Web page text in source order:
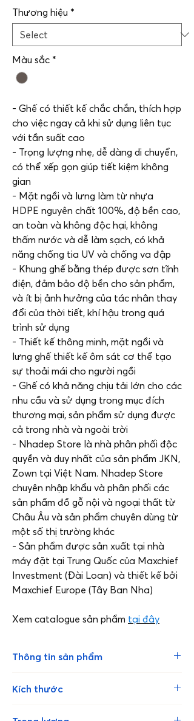
Thương hiệu *
Màu sắc *
- Ghế có thiết kế chắc chắn, thích hợp
cho việc ngay cả khi sử dụng liên tục
với tần suất cao
- Trọng lượng nhẹ, dễ dàng di chuyển,
có thể xếp gọn giúp tiết kiệm không
gian
- Mặt ngồi và lưng làm từ nhựa
HDPE nguyên chất 100%, độ bền cao,
an toàn và không độc hại, không
thấm nước và dễ làm sạch, có khả
năng chống tia UV và chống va đập
- Khung ghế bằng thép được sơn tĩnh
điện, đảm bảo độ bền cho sản phẩm,
và ít bị ảnh hưởng của tác nhân thay
đổi của thời tiết, khí hậu trong quá
trình sử dụng
- Thiết kế thông minh, mặt ngồi và
lưng ghế thiết kế ôm sát cơ thể tạo
sự thoải mái cho người ngồi
- Ghế có khả năng chịu tải lớn cho các
nhu cầu và sử dụng trong mục đích
thương mại, sản phẩm sử dụng được
cả trong nhà và ngoài trời
- Nhadep Store là nhà phân phối độc
quyền và duy nhất của sản phẩm JKN,
Zown tại Việt Nam. Nhadep Store
chuyên nhập khẩu và phân phối các
sản phẩm đồ gỗ nội và ngoại thất từ
Châu Âu và sản phẩm chuyên dùng từ
một số thị trường khác
- Sản phẩm được sản xuất tại nhà
máy đặt tại Trung Quốc của Maxchief
Investment (Đài Loan) và thiết kế bởi
Maxchief Europe (Tây Ban Nha)
Xem catalogue sản phẩm tại đây
Thông tin sản phẩm
Maxchief Investment (Đài Loan) là
Kích thước